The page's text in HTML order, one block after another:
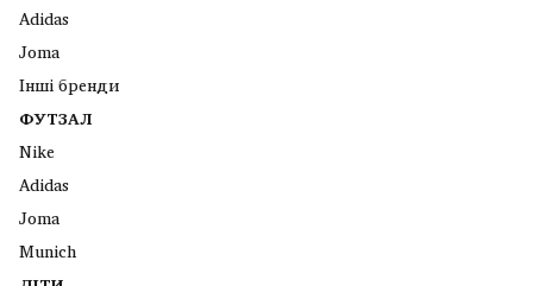
Adidas
Joma
Інші бренди
ФУТЗАЛ
Nike
Adidas
Joma
Munich